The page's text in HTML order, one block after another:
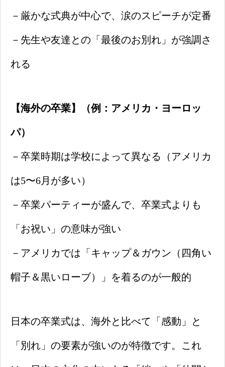
－厳かな式典が中心で、涙のスピーチが定番
－先生や友達との「最後のお別れ」が強調さ
れる
【海外の卒業】（例：アメリカ・ヨーロッ
パ）
－卒業時期は学校によって異なる（アメリカ
は5〜6月が多い）
－卒業パーティーが盛んで、卒業式よりも
「お祝い」の意味が強い
－アメリカでは「キャップ＆ガウン（四角い
帽子＆黒いローブ）」を着るのが一般的
日本の卒業式は、海外と比べて「感動」と
「別れ」の要素が強いのが特徴です。これ